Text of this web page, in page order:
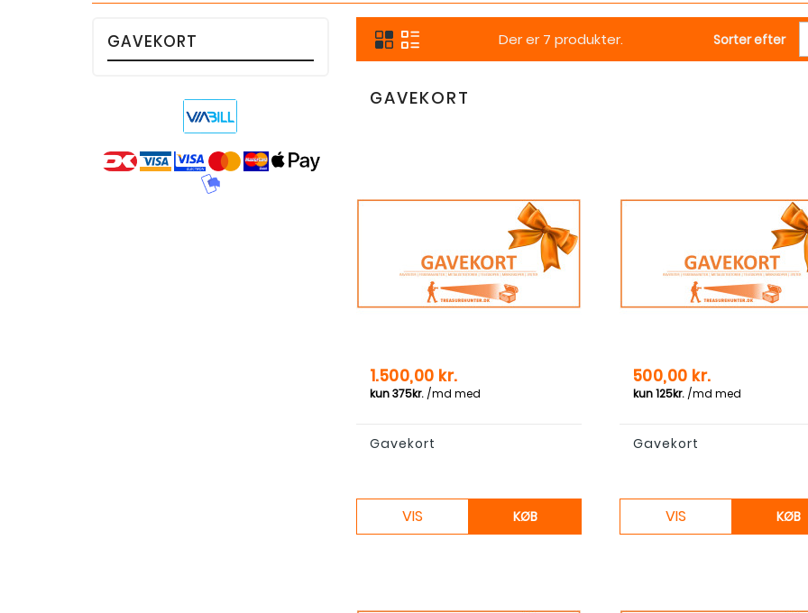
GAVEKORT Der er 7 produkter. Sorter efter
GAVEKORT
Pris
1.500,00 kr.
Gavekort
VIS KØB
Pris
500,00 kr.
Gavekort
VIS KØB